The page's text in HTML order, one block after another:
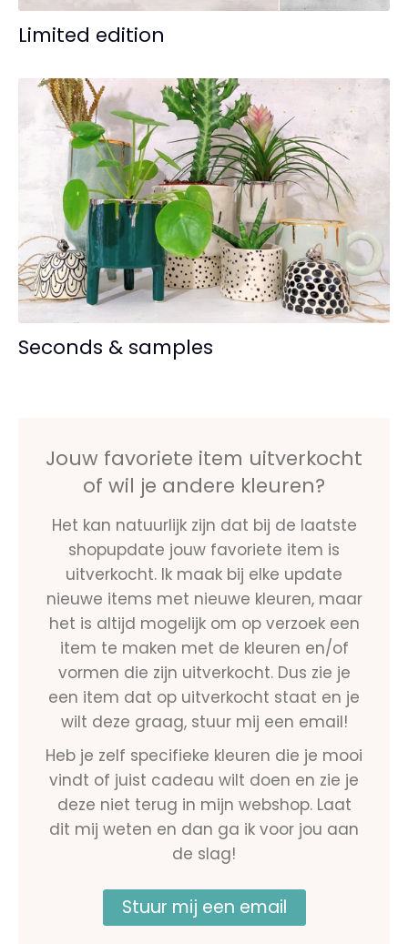
Limited edition
Seconds & samples
Jouw favoriete item uitverkocht
of wil je andere kleuren?
Het kan natuurlijk zijn dat bij de laatste
shopupdate jouw favoriete item is
uitverkocht. Ik maak bij elke update
nieuwe items met nieuwe kleuren, maar
het is altijd mogelijk om op verzoek een
item te maken met de kleuren en/of
vormen die zijn uitverkocht. Dus zie je
een item dat op uitverkocht staat en je
wilt deze graag, stuur mij een email!
Heb je zelf specifieke kleuren die je mooi
vindt of juist cadeau wilt doen en zie je
deze niet terug in mijn webshop. Laat
dit mij weten en dan ga ik voor jou aan
de slag!
Stuur mij een email